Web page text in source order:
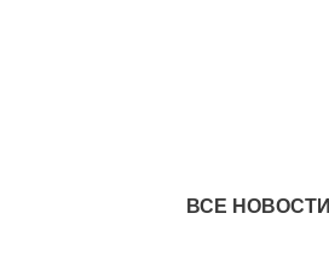
ВСЕ НОВОСТИ